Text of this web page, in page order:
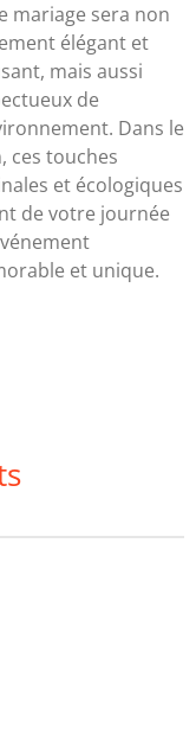
mariage sera non
élégant et
mais aussi
de
Dans le
ces touches
et écologiques
de votre journée
et unique.